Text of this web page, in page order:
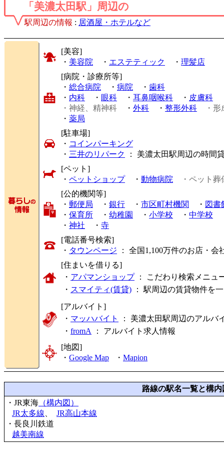
「美濃太田駅」周辺の
駅周辺の情報 : 居酒屋・ホテルなど
[美容]
・ 美容院 ・ エステティック ・ 理髪店
[病院・診療所等]
・ 総合病院 ・ 病院 ・ 歯科
・ 内科 ・ 眼科 ・ 耳鼻咽喉科 ・ 皮膚科
・神経、精神科 ・ 外科 ・ 整形外科
・
・ 薬局
[駐車場]
・ コインパーキング
・ 三井のリパーク
： 美濃太田駅周辺の時間
[ペット]
・ ペットショップ・ 動物病院
・ペット葬
[公的機関等]
・ 郵便局 ・ 銀行 ・ 市区町村機関 ・ 図書
・ 保育所 ・ 幼稚園 ・ 小学校 ・ 中学校
・ 神社 ・ 寺
[電話番号検索]
・ タウンページ ： 全国1,100万件のお店・
[住まいを借りる]
・ アパマンショップ： こだわり検索メニュ
・ スマイティ(賃貸) ： 駅周辺の賃貸物件を
[アルバイト]
・ マッハバイト
： 美濃太田駅周辺のアルバ
・ fromA ： アルバイト求人情報
[地図]
・ Google Map ・ Mapion
路線の駅名一覧と構内
・JR東海 （構内図）
JR太多線
JR高山本線
・長良川鉄道
越美南線